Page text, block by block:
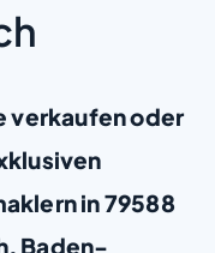
verkaufen oder
in 79588
Baden-